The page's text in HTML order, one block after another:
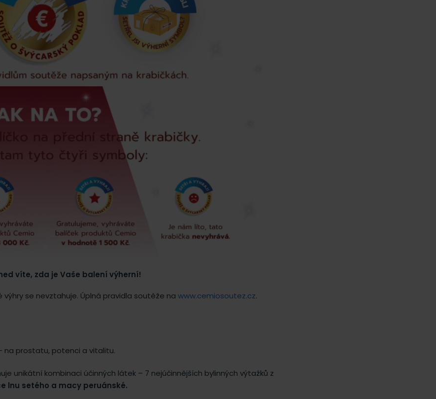
víte, zda je Vaše balení výherní!
se nevztahuje. Úplná pravidla soutěže na www.cemiosoutez.cz.
na prostatu, potenci a vitalitu.
unikátní kombinaci účinných látek – 7 nejúčinnějších bylinných výtažků z
lnu setého a macy peruánské.